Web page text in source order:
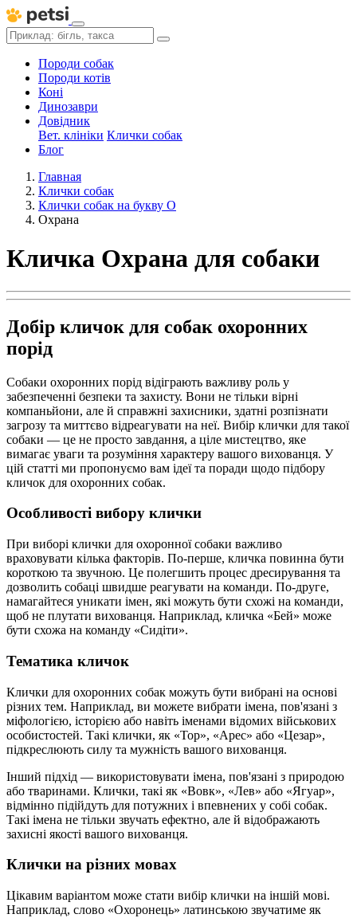
Породи собак
Породи котів
Коні
Динозаври
Довідник
Вет. клініки Клички собак
Блог
Главная
Клички собак
Клички собак на букву О
Охрана
Кличка Охрана для собаки
Добір кличок для собак охоронних
порід
Собаки охоронних порід відіграють важливу роль у
забезпеченні безпеки та захисту. Вони не тільки вірні
компаньйони, але й справжні захисники, здатні розпізнати
загрозу та миттєво відреагувати на неї. Вибір клички для такої
собаки — це не просто завдання, а ціле мистецтво, яке
вимагає уваги та розуміння характеру вашого вихованця. У
цій статті ми пропонуємо вам ідеї та поради щодо підбору
кличок для охоронних собак.
Особливості вибору клички
При виборі клички для охоронної собаки важливо
враховувати кілька факторів. По-перше, кличка повинна бути
короткою та звучною. Це полегшить процес дресирування та
дозволить собаці швидше реагувати на команди. По-друге,
намагайтеся уникати імен, які можуть бути схожі на команди,
щоб не плутати вихованця. Наприклад, кличка «Бей» може
бути схожа на команду «Сидіти».
Тематика кличок
Клички для охоронних собак можуть бути вибрані на основі
різних тем. Наприклад, ви можете вибрати імена, пов'язані з
міфологією, історією або навіть іменами відомих військових
особистостей. Такі клички, як «Тор», «Арес» або «Цезар»,
підкреслюють силу та мужність вашого вихованця.
Інший підхід — використовувати імена, пов'язані з природою
або тваринами. Клички, такі як «Вовк», «Лев» або «Ягуар»,
відмінно підійдуть для потужних і впевнених у собі собак.
Такі імена не тільки звучать ефектно, але й відображають
захисні якості вашого вихованця.
Клички на різних мовах
Цікавим варіантом може стати вибір клички на іншій мові.
Наприклад, слово «Охоронець» латинською звучатиме як